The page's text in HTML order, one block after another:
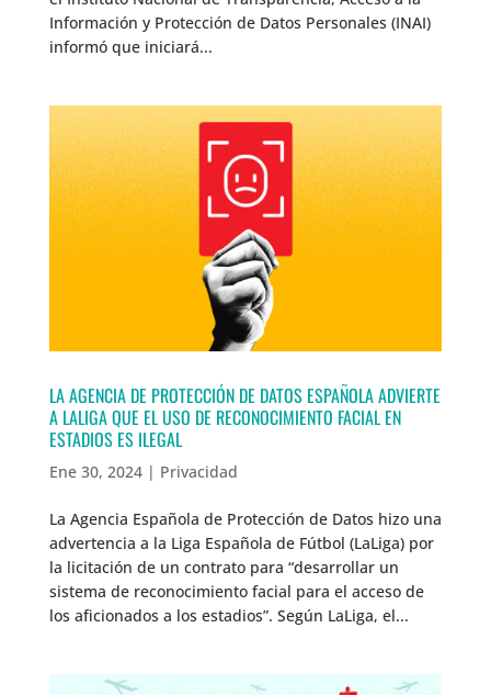
Información y Protección de Datos Personales (INAI)
informó que iniciará...
LA AGENCIA DE PROTECCIÓN DE DATOS ESPAÑOLA ADVIERTE
A LALIGA QUE EL USO DE RECONOCIMIENTO FACIAL EN
ESTADIOS ES ILEGAL
Ene 30, 2024| Privacidad
La Agencia Española de Protección de Datos hizo una
advertencia a la Liga Española de Fútbol (LaLiga) por
la licitación de un contrato para “desarrollar un
sistema de reconocimiento facial para el acceso de
los aficionados a los estadios”. Según LaLiga, el...